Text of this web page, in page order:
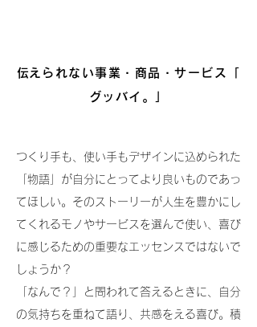
​伝えられない事業・商品・サービス「
グッバイ。」
つくり手も、使い手もデザインに込められた
「物語」が自分にとってより良いものであっ
てほしい。そのストーリーが人生を豊かにし
てくれるモノやサービスを選んで使い、喜び
に感じるための重要なエッセンスではないで
しょうか？
​「なんで？」と問われて答えるときに、自分
の気持ちを重ねて語り、共感をえる喜び。積